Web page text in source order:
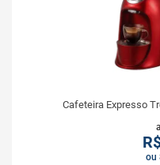
Cafeteira Expresso
ou